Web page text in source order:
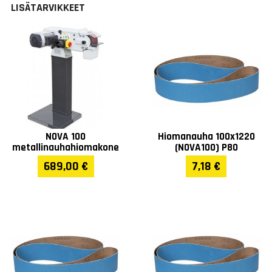
LISÄTARVIKKEET
NOVA 100
metallinauhahiomakone
689,00 €
Hiomanauha 100x1220
(NOVA100) P80
7,18 €